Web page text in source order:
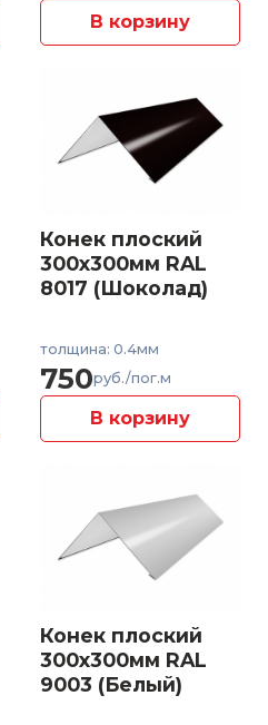
В корзину
Конек плоский
300x300мм RAL
8017 (Шоколад)
толщина: 0.4мм
750руб./пог.м
В корзину
Конек плоский
300x300мм RAL
9003 (Белый)